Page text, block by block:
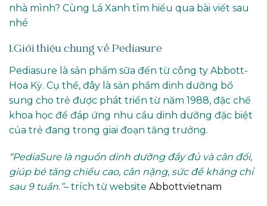
nhà mình? Cùng Lá Xanh tìm hiểu qua bài viết sau
nhé
1.Giới thiệu chung về Pediasure
Pediasure là sản phẩm sữa đến từ công ty Abbott-
Hoa Kỳ. Cụ thể, đây là sản phẩm dinh dưỡng bổ
sung cho trẻ được phát triển từ năm 1988, đặc chế
khoa học để đáp ứng nhu cầu dinh dưỡng đặc biệt
của trẻ đang trong giai đoạn tăng trưởng.
“PediaSure là nguồn dinh dưỡng đầy đủ và cân đối,
giúp bé tăng chiều cao, cân nặng, sức đề kháng chỉ
sau 9 tuần.”– trích từ website Abbottvietnam